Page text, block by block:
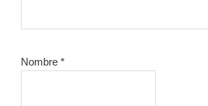
Nombre *